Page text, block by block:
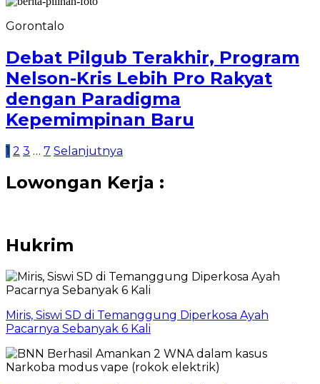
Gorontalo
Debat Pilgub Terakhir, Program
Nelson-Kris Lebih Pro Rakyat
dengan Paradigma
Kepemimpinan Baru
Paginasi
pos
1 2 3 … 7 Selanjutnya
Lowongan Kerja :
Hukrim
Miris, Siswi SD di Temanggung Diperkosa Ayah
Pacarnya Sebanyak 6 Kali